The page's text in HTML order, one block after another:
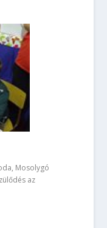
Mosolygó
az